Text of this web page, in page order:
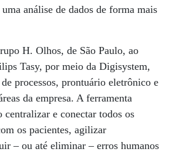
análise de dados de forma mais
H. Olhos, de São Paulo, ao
Tasy, por meio da Digisystem,
processos, prontuário eletrônico e
da empresa. A ferramenta
e conectar todos os
os pacientes, agilizar
– ou até eliminar – erros humanos